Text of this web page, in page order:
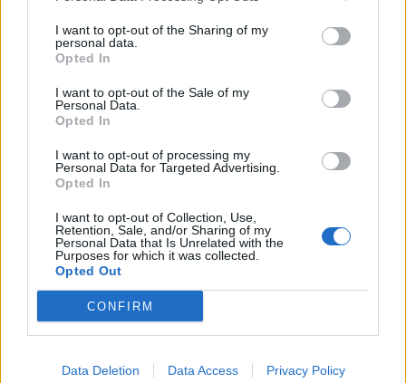
I want to opt-out of the Sharing of my
personal data.
Opted In
I want to opt-out of the Sale of my
Personal Data.
Opted In
I want to opt-out of processing my
Personal Data for Targeted Advertising.
Opted In
I want to opt-out of Collection, Use,
Retention, Sale, and/or Sharing of my
Personal Data that Is Unrelated with the
Purposes for which it was collected.
Opted Out
CONFIRM
Data Deletion Data Access Privacy Policy
την απόκτηση πλειοψηφικού
ΕΥΑΘ: Αποκτά νέες
στη Χαλκιδική
06/08/26|17:41
Business Know-how